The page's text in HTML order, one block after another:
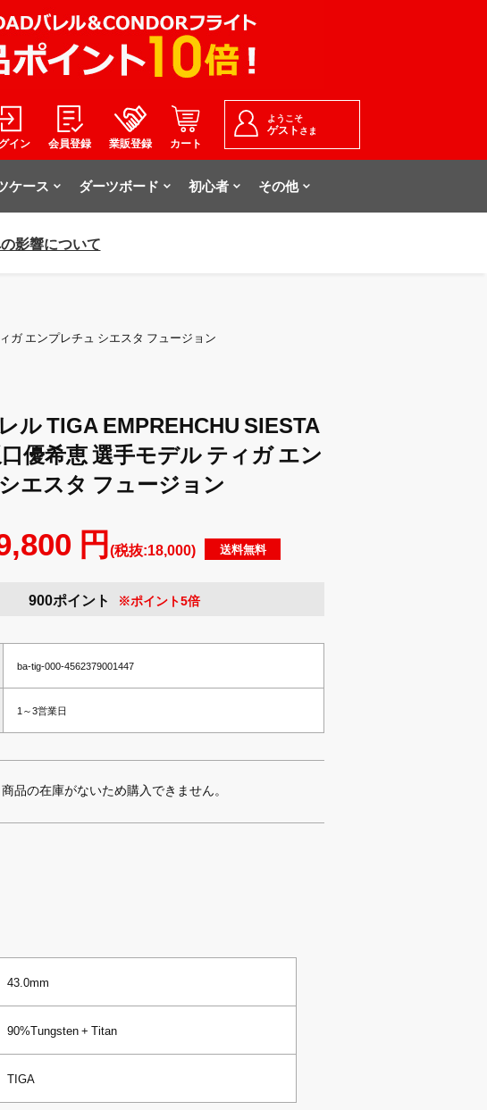
イン 会員登録 業販登録 カート
ようこそ
ゲスト さま
ケース ダーツボード 初心者 その他
影響について
ガ エンプレチュ シエスタ フュージョン
ル TIGA EMPREHCHU SIESTA
優希恵 選手モデル ティガ エン
エスタ フュージョン
円(税抜:18,000) 送料無料
900ポイント ※ポイント5倍
ba-tig-000-4562379001447
1～3営業日
商品の在庫がないため購入できません。
43.0mm
90%Tungsten + Titan
TIGA